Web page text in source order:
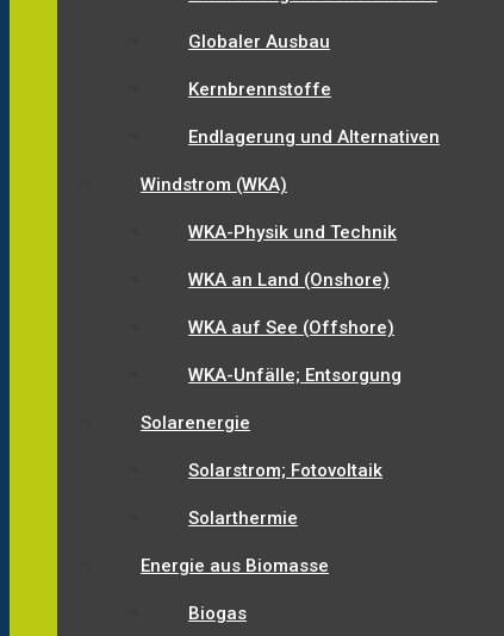
Globaler Ausbau
Kernbrennstoffe
Endlagerung und Alternativen
Windstrom (WKA)
WKA-Physik und Technik
WKA an Land (Onshore)
WKA auf See (Offshore)
WKA-Unfälle; Entsorgung
Solarenergie
Solarstrom; Fotovoltaik
Solarthermie
Energie aus Biomasse
Biogas